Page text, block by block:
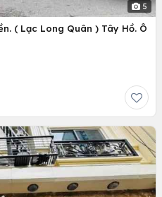
5
( Lạc Long Quân ) Tây Hồ. Ô